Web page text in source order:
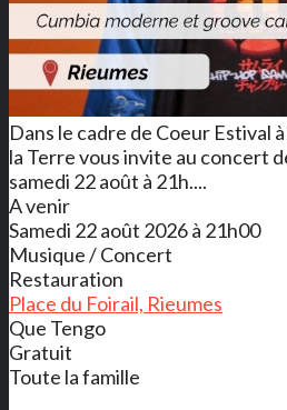
Dans le cadre de Coeur Estival
la Terre vous invite au concert
samedi 22 août à 21h....
A venir
Samedi 22 août 2026 à 21h00
Musique / Concert
Restauration
Place du Foirail, Rieumes
Que Tengo
Gratuit
Toute la famille